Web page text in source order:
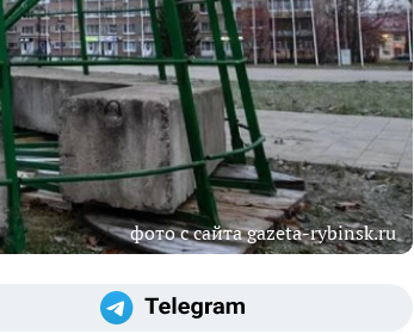
фото с сайта gazeta-rybinsk.ru